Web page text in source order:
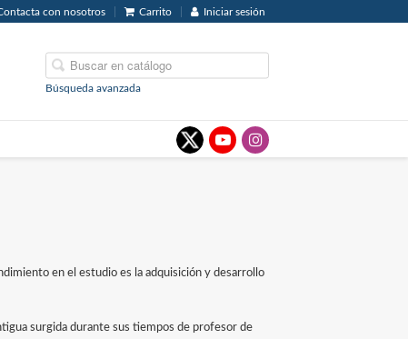
con nosotros Carrito Iniciar sesión
Búsqueda avanzada
en el estudio es la adquisición y desarrollo
surgida durante sus tiempos de profesor de